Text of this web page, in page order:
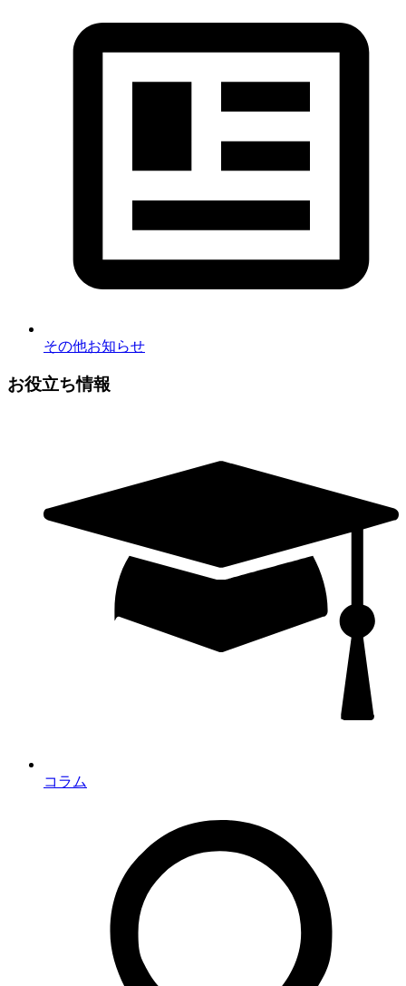
その他お知らせ
お役立ち情報
コラム